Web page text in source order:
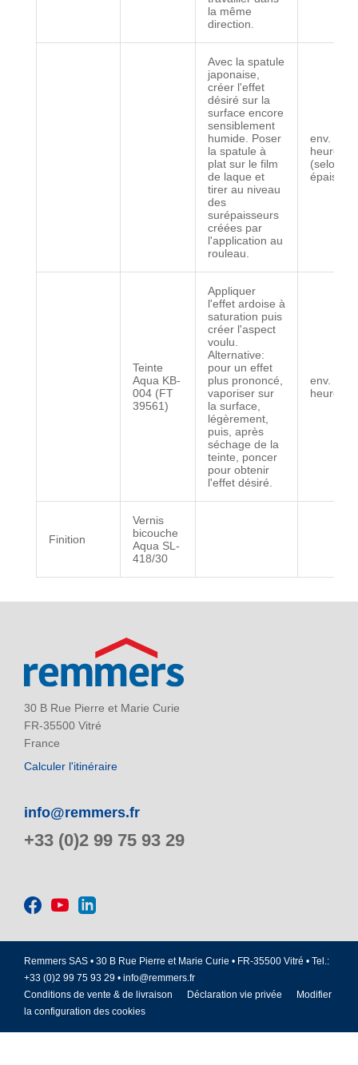
la même
direction.
Avec la spatule
japonaise,
créer l'effet
désiré sur la
surface encore
sensiblement
humide. Poser
la spatule à
plat sur le film
de laque et
tirer au niveau
des
surépaisseurs
créées par
l'application au
rouleau.
env. 4 à
heures
(selon
Teinte
Aqua KB-
004 (FT
39561)
Appliquer
l'effet ardoise à
saturation puis
créer l'aspect
voulu.
Alternative:
pour un effet
plus prononcé,
vaporiser sur
la surface,
légèrement,
puis, après
séchage de la
teinte, poncer
pour obtenir
l'effet désiré.
env. 1 à
heures
Finition
Vernis
bicouche
Aqua SL-
418/30
30 B Rue Pierre et Marie Curie
FR-35500 Vitré
France
Calculer l'itinéraire
info@remmers.fr
+33 (0)2 99 75 93 29
Remmers SAS • 30 B Rue Pierre et Marie Curie • FR-35500 Vitré • Tel.:
+33 (0)2 99 75 93 29 • info@remmers.fr
Conditions de vente & de livraison
Déclaration vie privée
Modifier
la configuration des cookies